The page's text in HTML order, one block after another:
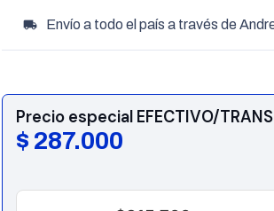
local_shipping Envío a todo el país a través de
Precio especial EFECTIVO/
$ 287.000